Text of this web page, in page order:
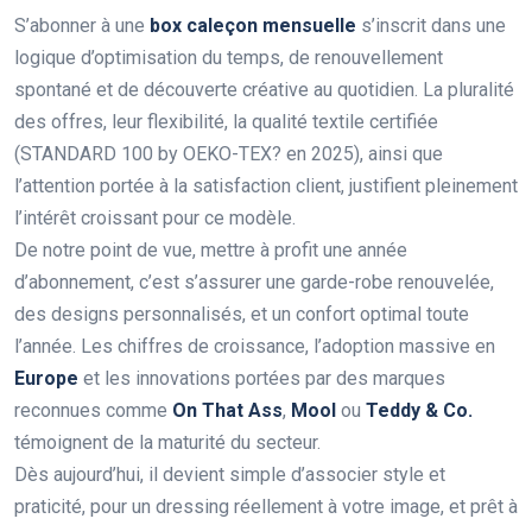
S’abonner à une box caleçon mensuelle s’inscrit dans une
logique d’optimisation du temps, de renouvellement
spontané et de découverte créative au quotidien. La pluralité
des offres, leur flexibilité, la qualité textile certifiée
(STANDARD 100 by OEKO-TEX? en 2025), ainsi que
l’attention portée à la satisfaction client, justifient pleinement
l’intérêt croissant pour ce modèle.
De notre point de vue, mettre à profit une année
d’abonnement, c’est s’assurer une garde-robe renouvelée,
des designs personnalisés, et un confort optimal toute
l’année. Les chiffres de croissance, l’adoption massive en
Europe et les innovations portées par des marques
reconnues comme On That Ass, Mool ou Teddy & Co.
témoignent de la maturité du secteur.
Dès aujourd’hui, il devient simple d’associer style et
praticité, pour un dressing réellement à votre image, et prêt à